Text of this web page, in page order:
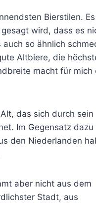
Bierstilen.
wird, dass es
so ähnlich
Altbiere, die
macht für mich
das sich durch sein
Im Gegensatz dazu
den Niederlanden
aber nicht aus dem
Stadt, aus